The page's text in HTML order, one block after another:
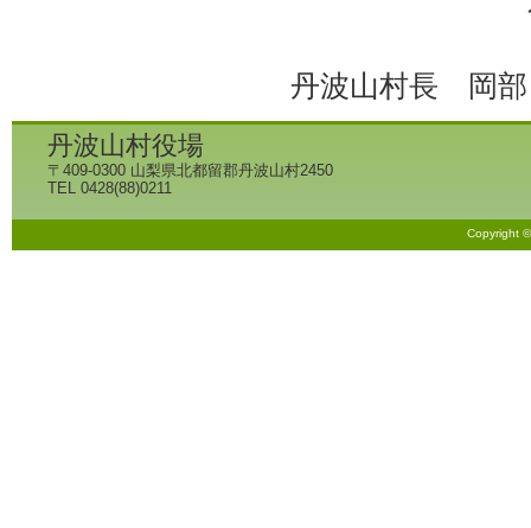
令和3
丹波山村長 岡
丹波山村役場
〒409-0300 山梨県北都留郡丹波山村2450
TEL 0428(88)0211
Copyright